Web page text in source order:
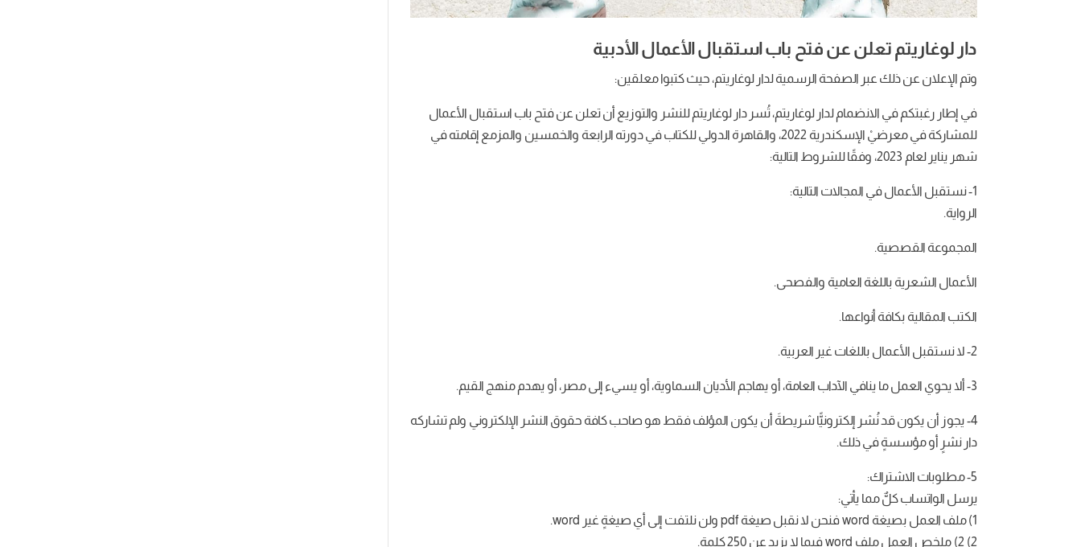
دار لوغاريتم تعلن عن فتح باب استقبال الأعمال الأدبية
وتم الإعلان عن ذلك عبر الصفحة الرسمية لدار لوغاريتم، حيث كتبوا معلقين:
في إطار رغبتكم في الانضمام لدار لوغاريتم، تُسر دار لوغاريتم للنشر والتوزيع أن تعلن عن فتح باب استقبال الأعمال
للمشاركة في معرضيْ الإسكندرية 2022، والقاهرة الدولي للكتاب في دورته الرابعة والخمسين والمزمع إقامته في
شهر يناير لعام 2023، وفقًا للشروط التالية:
1- نستقبل الأعمال في المجالات التالية:
الرواية.
المجموعة القصصية.
الأعمال الشعرية باللغة العامية والفصحى.
الكتب المقالية بكافة أنواعها.
2- لا نستقبل الأعمال باللغات غير العربية.
3- ألا يحوي العمل ما ينافي الآداب العامة، أو يهاجم الأديان السماوية، أو يسيء إلى مصر، أو يهدم منهج القيم.
4- يجوز أن يكون قد نُشر إلكترونيًّا شريطةَ أن يكون المؤلف فقط هو صاحب كافة حقوق النشر الإلكتروني ولم تشاركه
دار نشرٍ أو مؤسسةٍ في ذلك.
5- مطلوبات الاشتراك:
يرسل الواتساب كلٌّ مما يأتي:
1) ملف العمل بصيغة word فنحن لا نقبل صيغة pdf ولن نلتفت إلى أي صيغةٍ غير word.
2) 2) ملخص العمل ملف word فيما لا يزيد عن 250 كلمة.